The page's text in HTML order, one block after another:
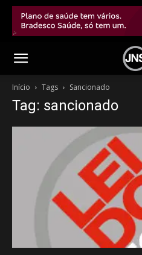
Início Tags Sancionado
Tag: sancionado